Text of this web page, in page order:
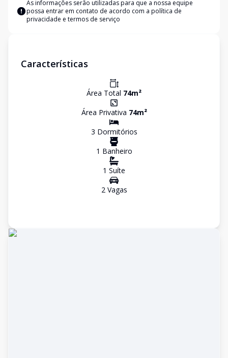
As informações serão utilizadas para que a nossa equipe
possa entrar em contato de acordo com a política de
privacidade e termos de serviço
Características
Área Total 74m²
Área Privativa 74m²
3 Dormitórios
1 Banheiro
1 Suíte
2Vagas